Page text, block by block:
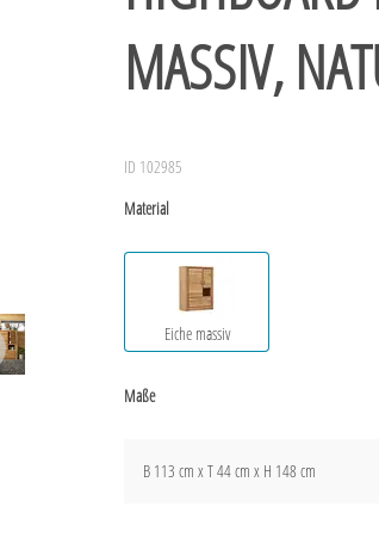
MASSIV,
ID 102985
Material
Eiche massiv
Maße
B 113 cm x T 44 cm x H 148 cm